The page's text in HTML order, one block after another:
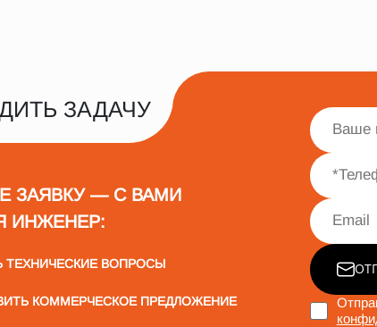
ЗАДАЧУ
ЗАЯВКУ — С ВАМИ
ИНЖЕНЕР:
ТЕХНИЧЕСКИЕ ВОПРОСЫ
КОММЕРЧЕСКОЕ ПРЕДЛОЖЕНИЕ